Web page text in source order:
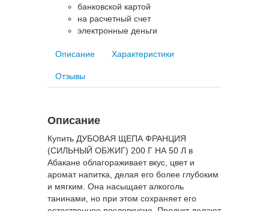
банковской картой
на расчетный счет
электронные деньги
Описание Характеристики
Отзывы
Описание
Купить ДУБОВАЯ ЩЕПА ФРАНЦИЯ
(СИЛЬНЫЙ ОБЖИГ) 200 Г НА 50 Л в
Абакане облагораживает вкус, цвет и
аромат напитка, делая его более глубоким
и мягким. Она насыщает алкоголь
танинами, но при этом сохраняет его